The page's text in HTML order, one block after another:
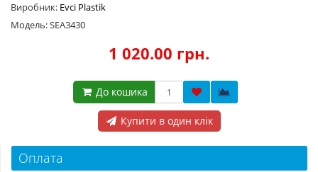
Виробник: Evci Plastik
Модель: SEA3430
1 020.00 грн.
До кошика
Купити в один клік
Оплата